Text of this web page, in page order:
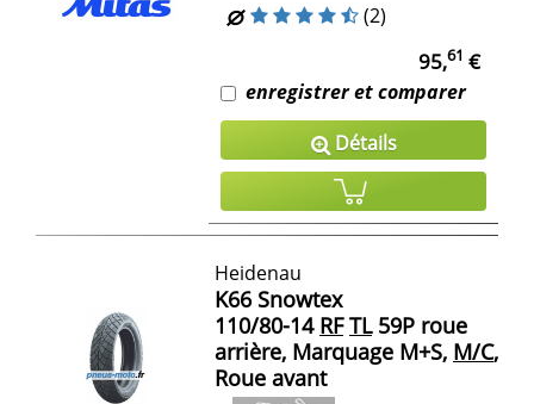
(2)
95,61 €
enregistrer et comparer
Détails
Heidenau
K66 Snowtex
110/80-14 RF TL59P roue
arrière, Marquage M+S, M/C,
Roue avant